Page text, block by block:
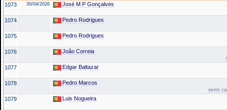
1073 30/04/2026 José M P Gonçalves
1074 Pedro Rodrigues
1075 Pedro Rodrigues
1076 João Correia
1077 Edgar Baltazar
1078 Pedro Marcos
serro
1079 Luis Nogueira